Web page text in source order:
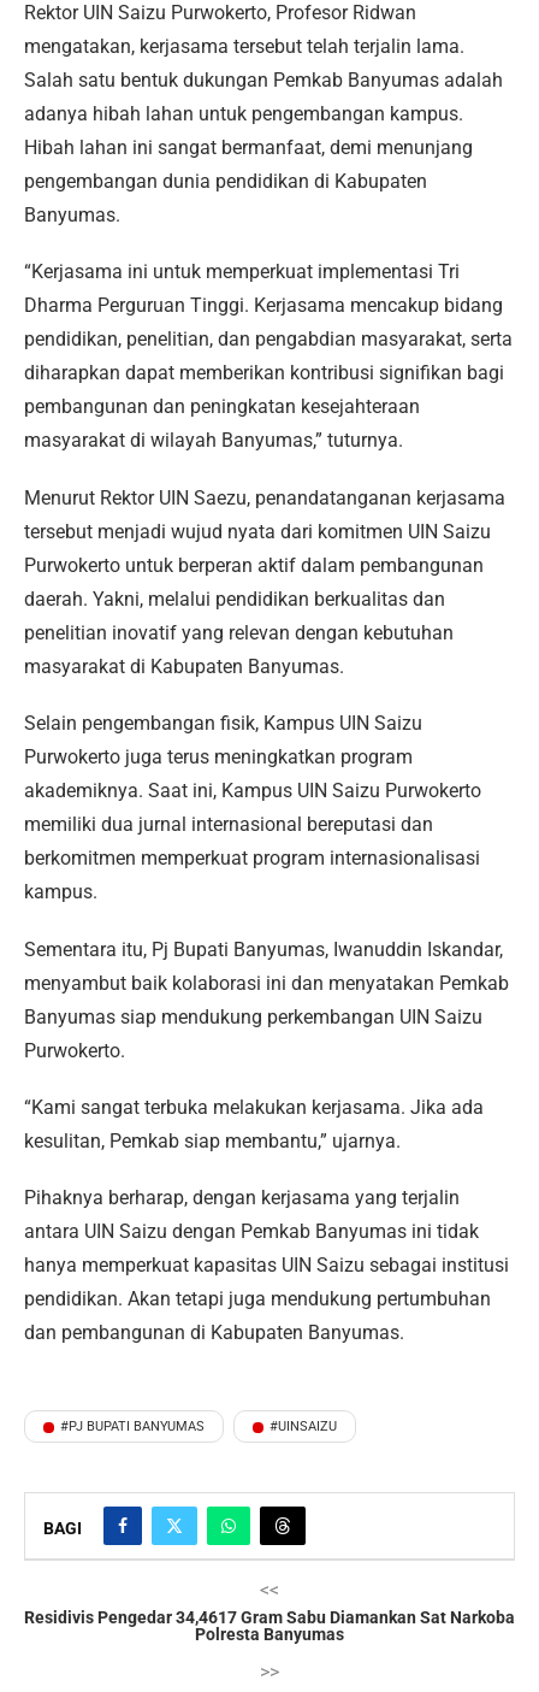
Rektor UIN Saizu Purwokerto, Profesor Ridwan
mengatakan, kerjasama tersebut telah terjalin lama.
Salah satu bentuk dukungan Pemkab Banyumas adalah
adanya hibah lahan untuk pengembangan kampus.
Hibah lahan ini sangat bermanfaat, demi menunjang
pengembangan dunia pendidikan di Kabupaten
Banyumas.
“Kerjasama ini untuk memperkuat implementasi Tri
Dharma Perguruan Tinggi. Kerjasama mencakup bidang
pendidikan, penelitian, dan pengabdian masyarakat, serta
diharapkan dapat memberikan kontribusi signifikan bagi
pembangunan dan peningkatan kesejahteraan
masyarakat di wilayah Banyumas,” tuturnya.
Menurut Rektor UIN Saezu, penandatanganan kerjasama
tersebut menjadi wujud nyata dari komitmen UIN Saizu
Purwokerto untuk berperan aktif dalam pembangunan
daerah. Yakni, melalui pendidikan berkualitas dan
penelitian inovatif yang relevan dengan kebutuhan
masyarakat di Kabupaten Banyumas.
Selain pengembangan fisik, Kampus UIN Saizu
Purwokerto juga terus meningkatkan program
akademiknya. Saat ini, Kampus UIN Saizu Purwokerto
memiliki dua jurnal internasional bereputasi dan
berkomitmen memperkuat program internasionalisasi
kampus.
Sementara itu, Pj Bupati Banyumas, Iwanuddin Iskandar,
menyambut baik kolaborasi ini dan menyatakan Pemkab
Banyumas siap mendukung perkembangan UIN Saizu
Purwokerto.
“Kami sangat terbuka melakukan kerjasama. Jika ada
kesulitan, Pemkab siap membantu,” ujarnya.
Pihaknya berharap, dengan kerjasama yang terjalin
antara UIN Saizu dengan Pemkab Banyumas ini tidak
hanya memperkuat kapasitas UIN Saizu sebagai institusi
pendidikan. Akan tetapi juga mendukung pertumbuhan
dan pembangunan di Kabupaten Banyumas.
#PJ BUPATI BANYUMAS #UINSAIZU
BAGI
<<
Residivis Pengedar 34,4617 Gram Sabu Diamankan Sat Narkoba
Polresta Banyumas
>>